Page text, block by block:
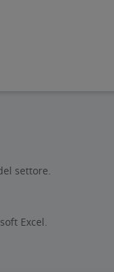
settore.
Excel.